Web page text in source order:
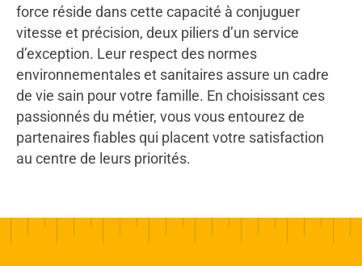
force réside dans cette capacité à conjuguer
vitesse et précision, deux piliers d’un service
d’exception. Leur respect des normes
environnementales et sanitaires assure un cadre
de vie sain pour votre famille. En choisissant ces
passionnés du métier, vous vous entourez de
partenaires fiables qui placent votre satisfaction
au centre de leurs priorités.